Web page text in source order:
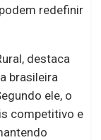
redefinir
destaca
brasileira
ele, o
competitivo e